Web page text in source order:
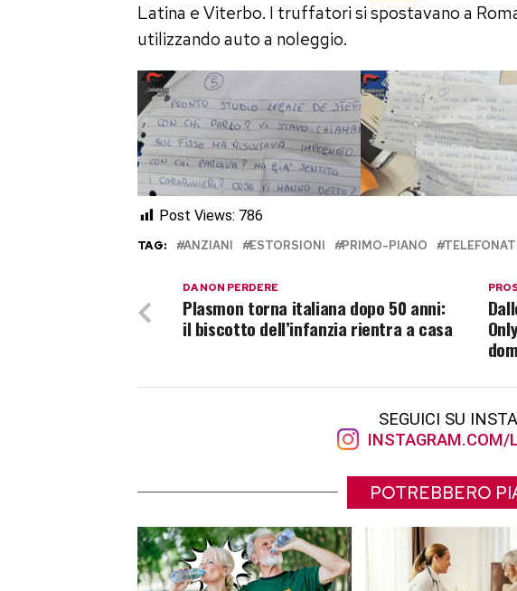
Latina e Viterbo. I truffatori si spostavano a
utilizzando auto a noleggio.
Post Views: 786
TAG: ANZIANI ESTORSIONI PRIMO-PIANO
DA NON PERDERE
Plasmon torna italiana dopo 50 anni:
il biscotto dell’infanzia rientra a casa
SEGUICI SU
INSTAGRAM.COM/
POTREBBERO